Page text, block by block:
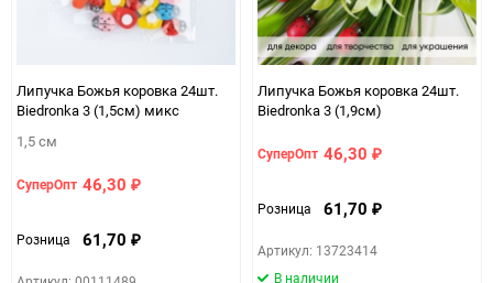
Липучка Божья коровка 24шт.
Biedronka 3 (1,5см) микс
1,5 см
СуперОпт 46,30 ₽
Розница 61,70 ₽
Липучка Божья коровка 24шт.
Biedronka 3 (1,9см)
СуперОпт 46,30 ₽
Розница 61,70 ₽
Артикул: 13723414
В наличии